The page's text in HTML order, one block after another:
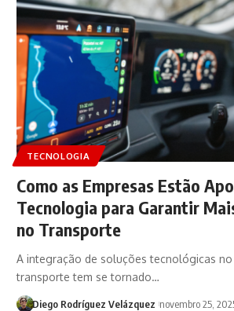
TECNOLOGIA
Como as Empresas Estão
Tecnologia para Garantir
no Transporte
A integração de soluções tecnológicas
transporte tem se tornado…
Diego Rodríguez Velázquez novembro 25,